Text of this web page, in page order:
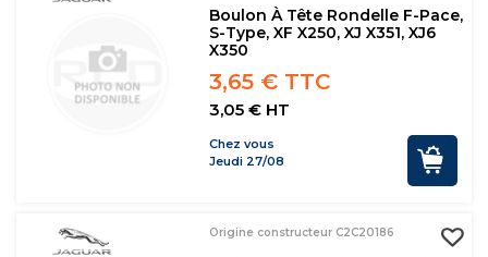
Boulon À Tête Rondelle F-Pace,
S-Type, XF X250, XJ X351, XJ6
X350
3,65 € TTC
3,05 € HT
Chez vous
Jeudi 27/08
Origine constructeur C2C20186